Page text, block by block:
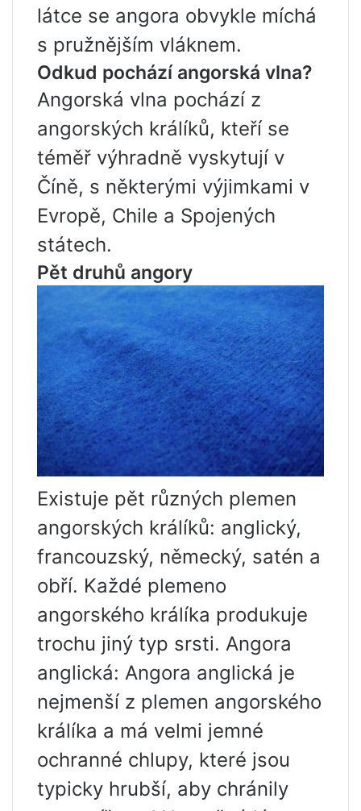
látce se angora obvykle míchá
s pružnějším vláknem.
Odkud pochází angorská vlna?
Angorská vlna pochází z
angorských králíků, kteří se
téměř výhradně vyskytují v
Číně, s některými výjimkami v
Evropě, Chile a Spojených
státech.
Pět druhů angory
Existuje pět různých plemen
angorských králíků: anglický,
francouzský, německý, satén a
obří. Každé plemeno
angorského králíka produkuje
trochu jiný typ srsti. Angora
anglická: Angora anglická je
nejmenší z plemen angorského
králíka a má velmi jemné
ochranné chlupy, které jsou
typicky hrubší, aby chránily